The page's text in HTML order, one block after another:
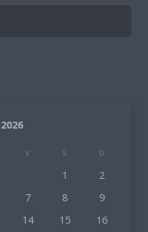
V S D
1
2
7 8
9
14 15
16